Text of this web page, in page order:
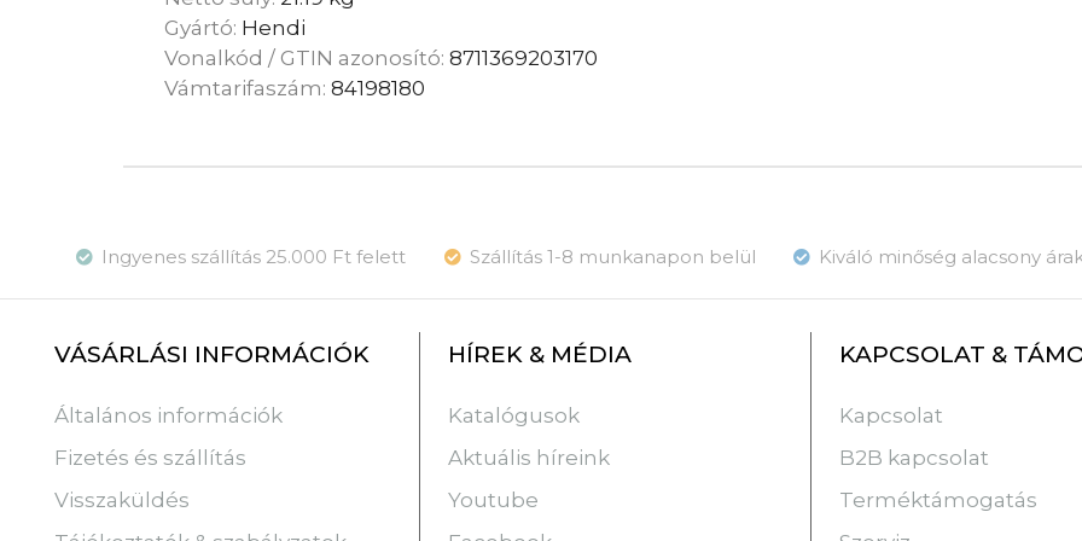
Gyártó: Hendi
Vonalkód / GTIN azonosító:8711369203170
Vámtarifaszám:84198180
Ingyenes szállítás 25.000 Ft felett Szállítás 1-8 munkanapon belül Kiváló minőség alacsony
VÁSÁRLÁSI INFORMÁCIÓK
Általános információk
Fizetés és szállítás
Visszaküldés
HÍREK & MÉDIA
Katalógusok
Aktuális híreink
Youtube
KAPCSOLAT &
Kapcsolat
B2B kapcsolat
Terméktámogatás